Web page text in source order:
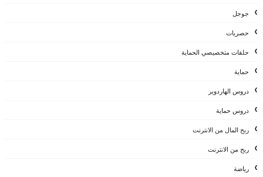
جوجل
حصريات
حلقات متخصيصي الحماية
حماية
دروس الهاردوير
دروس حماية
ربح المال من الانترنت
ربح من الانترنت
رياضة